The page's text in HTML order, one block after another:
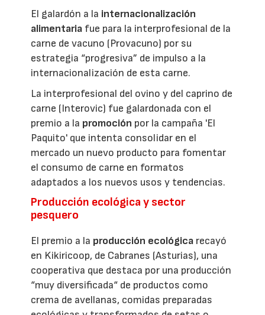
El galardón a la internacionalización
alimentaria fue para la interprofesional de la
carne de vacuno (Provacuno) por su
estrategia “progresiva” de impulso a la
internacionalización de esta carne.
La interprofesional del ovino y del caprino de
carne (Interovic) fue galardonada con el
premio a la promoción por la campaña 'El
Paquito' que intenta consolidar en el
mercado un nuevo producto para fomentar
el consumo de carne en formatos
adaptados a los nuevos usos y tendencias.
Producción ecológica y sector
pesquero
El premio a la producción ecológica recayó
en Kikiricoop, de Cabranes (Asturias), una
cooperativa que destaca por una producción
“muy diversificada“ de productos como
crema de avellanas, comidas preparadas